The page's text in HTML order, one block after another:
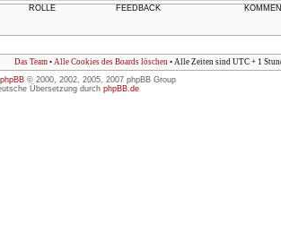
ROLLE FEEDBACK
Das Team • Alle Cookies des Boards löschen • Alle Zeiten sind UTC + 1
phpBB © 2000, 2002, 2005, 2007 phpBB Group
Übersetzung durch phpBB.de